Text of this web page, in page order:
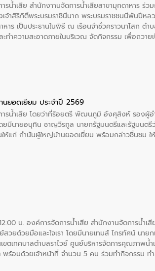
น้ำเสีย สำนักงาานจัดการน้ำเสียสาขามุกดาหาร
จ้าสิริกิติ์พระบรมราชินีนาถ พระบรมราชชนนีพันปีห
ร เป็นประธานในพิธี ณ เรือนจําชั่วคราวนาโสก ตํา
ทําความสะอาดภายในบริเวณ จัดกิจกรรม เพื่อถวาย
วง พร้อมถวายสัจปฏิญาณ ทำความดีด้วยหัวใจ
ยอดเยี่ยม ประจำปี 2569
น้ำเสีย โดยว่าที่ร้อยตรี พัฒนภูมิ อังศุสิงห์ รองผู้
นายอนุทิน ชาญวีรกูล นายกรัฐมนตรีและรัฐมนตรีว่
ห้แก่ กำนันผู้ใหญ่บ้านยอดเยี่ยม พร้อมกล่าวชื่นชม ใ
น. องค์การจัดการน้ำเสีย สำนักงานจัดการน้ำ
ย์สวยด้วยมือและใจเรา โดยมีนายเทมส์ ไกรทัศน์ นา
ขตเทศบาลตำบลราไวย์ ศูนย์บริหารจัดการคุณภาพน้
พร้อมด้วยเจ้าหน้าที่ จำนวน 5 คน ร่วมทำกิจกรรม
อำเภอเมือง จังหวัดภูเก็ต